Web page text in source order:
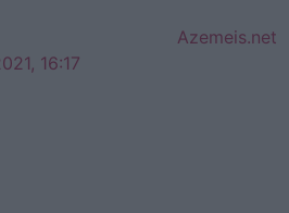
Azemeis.net
16:17